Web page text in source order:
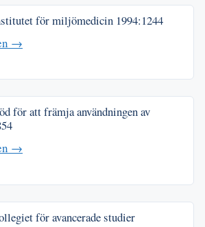
för miljömedicin 1994:1244
→
för att främja användningen av
→
för avancerade studier